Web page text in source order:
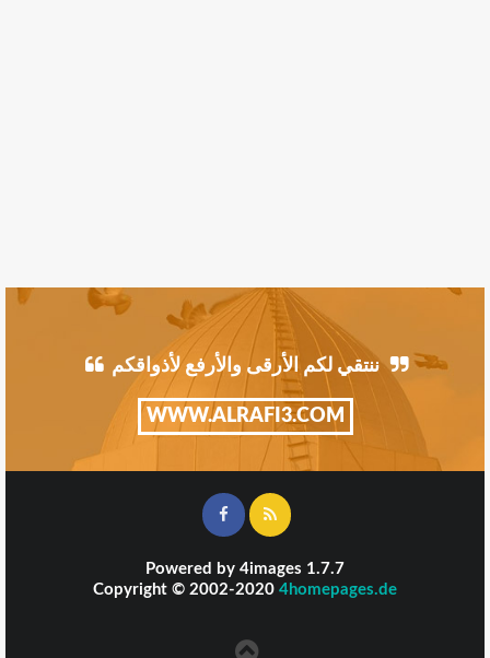
ننتقي لكم الأرقى والأرفع لأذواقكم
WWW.ALRAFI3.COM
Powered by 4images 1.7.7
Copyright © 2002-2020 4homepages.de